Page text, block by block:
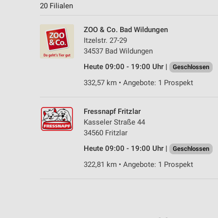
20 Filialen
ZOO & Co. Bad Wildungen
Itzelstr. 27-29
34537 Bad Wildungen
Heute 09:00 - 19:00 Uhr |
Geschlossen
332,57 km • Angebote: 1 Prospekt
Fressnapf Fritzlar
Kasseler Straße 44
34560 Fritzlar
Heute 09:00 - 19:00 Uhr |
Geschlossen
322,81 km • Angebote: 1 Prospekt